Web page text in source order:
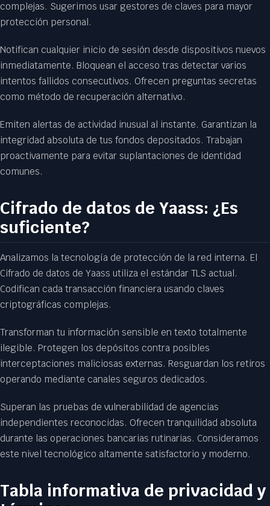
complejas. Sugerimos usar gestores de claves para mayor
protección personal.
Notifican cualquier inicio de sesión desde dispositivos nuevos
inmediatamente. Bloquean el acceso tras detectar varios
intentos fallidos consecutivos. Ofrecen preguntas secretas
como método de recuperación alternativo.
Emiten alertas de actividad inusual al instante. Garantizan la
integridad absoluta de tus fondos depositados. Trabajan
proactivamente para evitar suplantaciones de identidad
comunes.
Cifrado de datos de Yaass: ¿Es
suficiente?
Analizamos la tecnología de protección de la red interna. El
Cifrado de datos de Yaass utiliza el estándar TLS actual.
Codifican cada transacción financiera usando claves
criptográficas complejas.
Transforman tu información sensible en texto totalmente
ilegible. Protegen los depósitos contra posibles
interceptaciones maliciosas externas. Resguardan los retiros
operando mediante canales seguros dedicados.
Superan las pruebas de vulnerabilidad de agencias
independientes reconocidas. Ofrecen tranquilidad absoluta
durante las operaciones bancarias rutinarias. Consideramos
este nivel tecnológico altamente satisfactorio y moderno.
Tabla informativa de privacidad y